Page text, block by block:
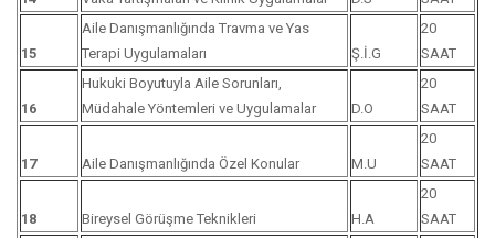
15
Aile Danışmanlığında Travma ve Yas
Terapi Uygulamaları
Ş.İ.G
20
SAAT
16
Hukuki Boyutuyla Aile Sorunları,
Müdahale Yöntemleri ve Uygulamalar
D.O
20
SAAT
17 Aile Danışmanlığında Özel Konular M.U
20
SAAT
18 Bireysel Görüşme Teknikleri H.A
20
SAAT